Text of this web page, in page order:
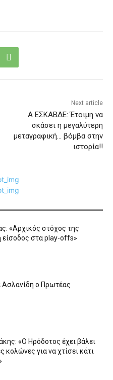
Next article
Α ΕΣΚΑΒΔΕ: Έτοιμη να
σκάσει η μεγαλύτερη
μεταγραφική… βόμβα στην
ιστορία!!
«Αρχικός στόχος της
είσοδος στα play-offs»
ο Πρωτέας
«Ο Ηρόδοτος έχει βάλει
κολώνες για να χτίσει κάτι